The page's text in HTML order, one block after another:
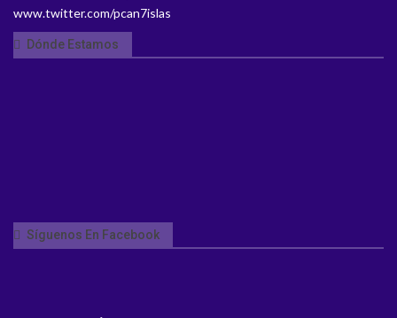
www.twitter.com/pcan7islas
Dónde Estamos
Síguenos En Facebook